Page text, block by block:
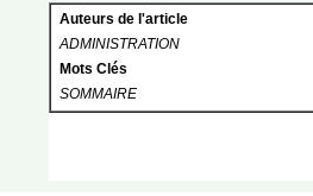
Auteurs de l'article
ADMINISTRATION
Mots Clés
SOMMAIRE